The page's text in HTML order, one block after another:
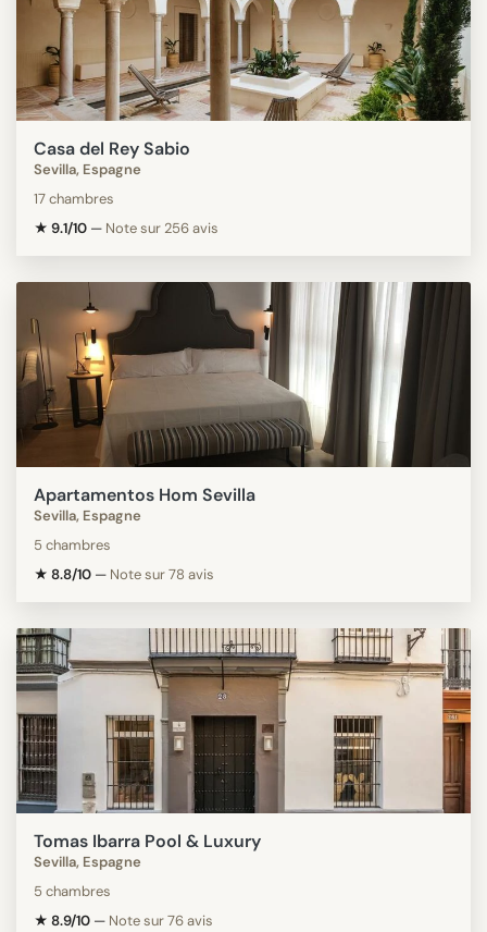
Casa del Rey Sabio
Sevilla, Espagne
17 chambres
★ 9.1/10 — Note sur 256 avis
Apartamentos Hom Sevilla
Sevilla, Espagne
5 chambres
★ 8.8/10 — Note sur 78 avis
Tomas Ibarra Pool & Luxury
Sevilla, Espagne
5 chambres
★ 8.9/10 — Note sur 76 avis